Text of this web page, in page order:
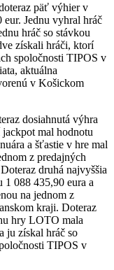
päť výhier v
Jednu vyhral hráč
hráč so stávkou
získali hráči, ktorí
spoločnosti TIPOS v
aktuálna
v Košickom
dosiahnutá výhra
mal hodnotu
a šťastie v hre mal
z predajných
druhá najvyššia
088 435,90 eura a
na jednom z
kraji. Doteraz
hry LOTO mala
ju získal hráč so
TIPOS v